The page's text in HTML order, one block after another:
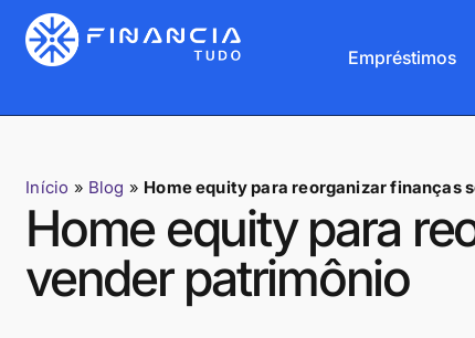
Empréstimos
Início » Blog » Home equity para reorganizar finanças
Home equity para
vender patrimônio